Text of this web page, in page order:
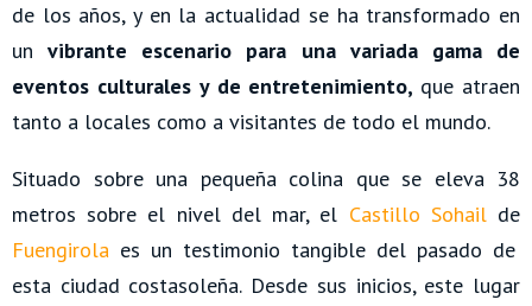
de los años, y en la actualidad se ha transformado en
unvibrante escenario para una variada gama de
eventos culturales y de entretenimiento, que atraen
tanto a locales como a visitantes de todo el mundo.
Situado sobre una pequeña colina que se eleva 38
metros sobre el nivel del mar, el Castillo Sohailde
Fuengirola es un testimonio tangible del pasado de
esta ciudad costasoleña. Desde sus inicios, este lugar